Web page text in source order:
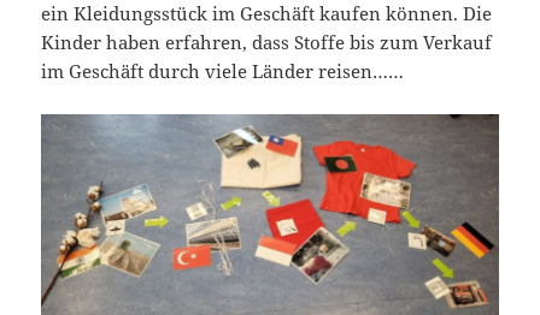
ein Kleidungsstück im Geschäft kaufen können. Die
Kinder haben erfahren, dass Stoffe bis zum Verkauf
im Geschäft durch viele Länder reisen……